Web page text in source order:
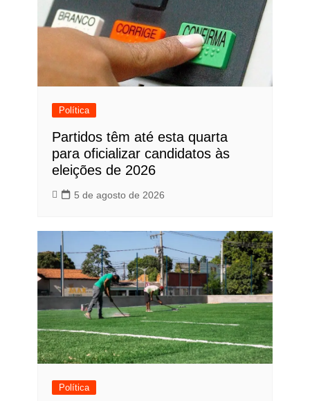
Política
Partidos têm até esta quarta
para oficializar candidatos às
eleições de 2026
5 de agosto de 2026
Política